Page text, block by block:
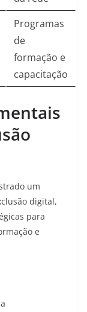
Programas
de
formação e
capacitação
um
digital,
para
e